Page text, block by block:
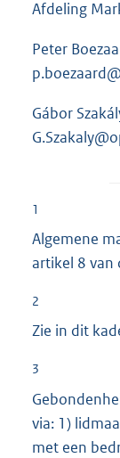
Afdeling
Peter
Gábor
1
Algemene
artikel 8 van
2
Zie in dit
3
via: 1)
met een